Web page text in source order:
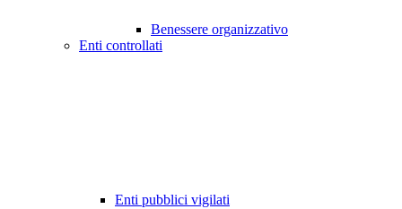
Benessere organizzativo
Enti controllati
Enti pubblici vigilati